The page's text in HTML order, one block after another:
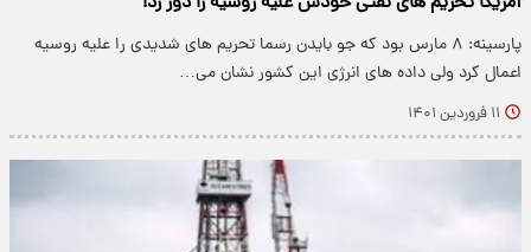
پارسینه: ۸ مارس بود که جو بایدن رسما تحریم های شدیدی را علیه روسیه
اعمال کرد ولی داده های انرژی این کشور نشان می…
۱۱ فروردین ۱۴۰۱